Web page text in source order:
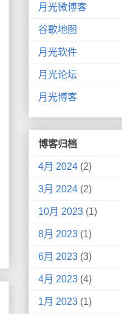
月光微博客
谷歌地图
月光软件
月光论坛
月光博客
博客归档
4月 2024 (2)
3月 2024 (2)
10月 2023 (1)
8月 2023 (1)
6月 2023 (3)
4月 2023 (4)
1月 2023 (1)